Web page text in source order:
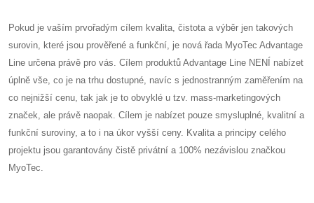
Pokud je vaším prvořadým cílem kvalita, čistota a výběr jen takových
surovin, které jsou prověřené a funkční, je nová řada MyoTec Advantage
Line určena právě pro vás. Cílem produktů Advantage Line NENÍ nabízet
úplně vše, co je na trhu dostupné, navíc s jednostranným zaměřením na
co nejnižší cenu, tak jak je to obvyklé u tzv. mass-marketingových
značek, ale právě naopak. Cílem je nabízet pouze smysluplné, kvalitní a
funkční suroviny, a to i na úkor vyšší ceny. Kvalita a principy celého
projektu jsou garantovány čistě privátní a 100% nezávislou značkou
MyoTec.